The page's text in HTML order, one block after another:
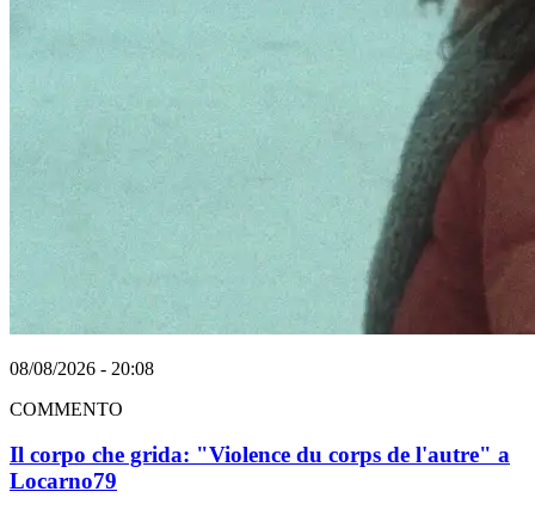
08/08/2026 - 20:08
COMMENTO
Il corpo che grida: "Violence du corps de l'autre" a
Locarno79